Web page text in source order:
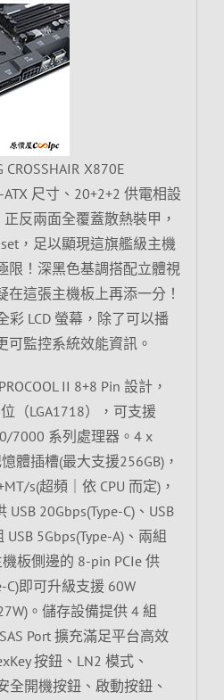
X870E
ATX 尺寸、20+2+2 供電相設
正反兩面全覆蓋散熱裝甲，
，足以顯現這旗艦級主機
限！深黑色基調搭配立體視
在這張主機板上再添一分！
彩 LCD 螢幕，除了可以播
可監控系統效能資訊。
II 8+8 Pin 設計，
（LGA1718），可支援
7000 系列處理器。4 x
體插槽(最大支援256GB)，
s(超頻｜依 CPU 而定)，
20Gbps(Type-C)、USB
USB 5Gbps(Type-A)、兩組
板側邊的 8-pin PCIe 供
C)即可升級支援 60W
。儲存設備提供 4 組
Port 擴充滿足平台高效
按鈕、LN2 模式、
全開機按鈕、啟動按鈕、